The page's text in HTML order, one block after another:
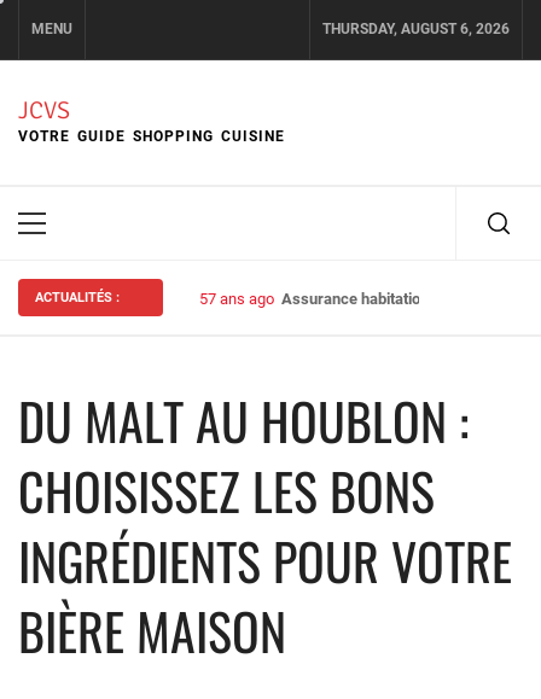
content
MENU THURSDAY, AUGUST 6, 2026
JCVS
VOTRE GUIDE SHOPPING CUISINE
Primary
ACTUALITÉS : 57 ans ago Assurance habitation : bien choisir
DU MALT AU HOUBLON :
CHOISISSEZ LES BONS
INGRÉDIENTS POUR VOTRE
BIÈRE MAISON